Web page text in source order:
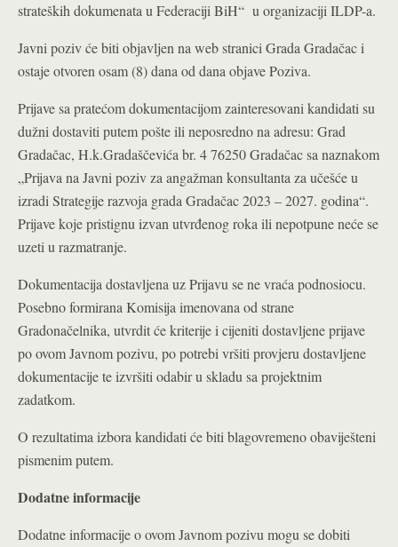
strateških dokumenata u Federaciji BiH“ u organizaciji ILDP-a.
Javni poziv će biti objavljen na web stranici Grada Gradačac i
ostaje otvoren osam (8) dana od dana objave Poziva.
Prijave sa pratećom dokumentacijom zainteresovani kandidati su
dužni dostaviti putem pošte ili neposredno na adresu: Grad
Gradačac, H.k.Gradaščevića br. 4 76250 Gradačac sa naznakom
„Prijava na Javni poziv za angažman konsultanta za učešće u
izradi Strategije razvoja grada Gradačac 2023 – 2027. godina“.
Prijave koje pristignu izvan utvrđenog roka ili nepotpune neće se
uzeti u razmatranje.
Dokumentacija dostavljena uz Prijavu se ne vraća podnosiocu.
Posebno formirana Komisija imenovana od strane
Gradonačelnika, utvrdit će kriterije i cijeniti dostavljene prijave
po ovom Javnom pozivu, po potrebi vršiti provjeru dostavljene
dokumentacije te izvršiti odabir u skladu sa projektnim
zadatkom.
O rezultatima izbora kandidati će biti blagovremeno obaviješteni
pismenim putem.
Dodatne informacije
Dodatne informacije o ovom Javnom pozivu mogu se dobiti